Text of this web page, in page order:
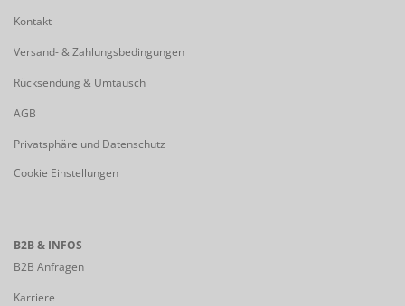
Kontakt
Versand- & Zahlungsbedingungen
Rücksendung & Umtausch
AGB
Privatsphäre und Datenschutz
Cookie Einstellungen
B2B & INFOS
B2B Anfragen
Karriere